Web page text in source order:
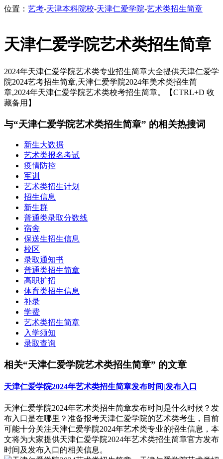
位置： 艺考-天津本科院校-天津仁爱学院-艺术类招生简章
天津仁爱学院艺术类招生简章
2024年天津仁爱学院艺术类专业招生简章大全提供天津仁爱学
院2024艺考招生简章,天津仁爱学院2024年美术类招生简
章,2024年天津仁爱学院艺术类校考招生简章。【CTRL+D 收
藏备用】
与“天津仁爱学院艺术类招生简章” 的相关热搜词
新生大数据
艺术类报名考试
疫情防控
军训
艺术类招生计划
招生信息
新生群
普通类录取分数线
宿舍
保送生招生信息
校区
录取通知书
普通类招生简章
高职扩招
体育类招生信息
补录
学费
艺术类招生简章
入学须知
录取查询
相关“天津仁爱学院艺术类招生简章” 的文章
天津仁爱学院2024年艺术类招生简章发布时间|发布入口
天津仁爱学院2024年艺术类招生简章发布时间是什么时候？发
布入口是在哪里？准备报考天津仁爱学院的艺术类考生，目前
可能十分关注天津仁爱学院2024年艺术类专业的招生信息，本
文将为大家提供天津仁爱学院2024年艺术类招生简章官方发布
时间及发布入口的相关信息。